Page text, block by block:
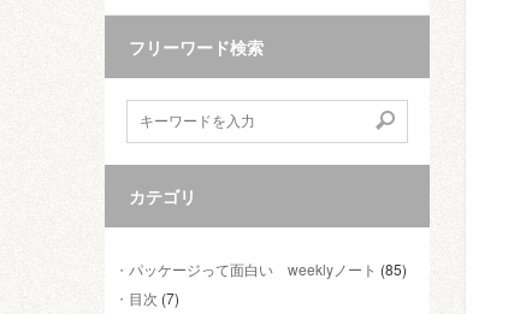
フリーワード検索
カテゴリ
パッケージって面白い weeklyノート (85)
目次 (7)